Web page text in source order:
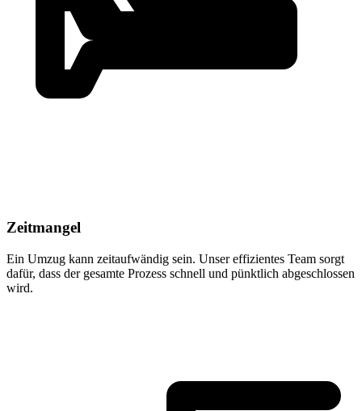
Zeitmangel
Ein Umzug kann zeitaufwändig sein. Unser effizientes Team sorgt
dafür, dass der gesamte Prozess schnell und pünktlich abgeschlossen
wird.